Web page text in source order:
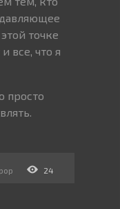
точке
все, что я
просто
24